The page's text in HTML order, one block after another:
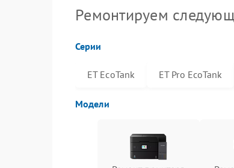
Ремонтируем
Серии
ET EcoTank ET Pro EcoTank
Модели